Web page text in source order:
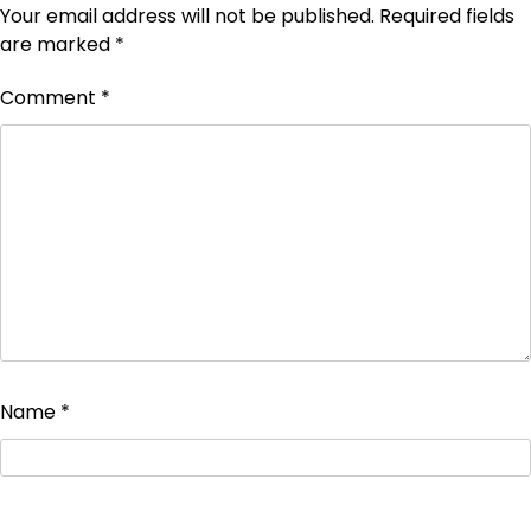
Your email address will not be published. Required fields
are marked *
Comment *
Name *